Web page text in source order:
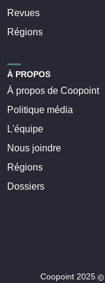
Revues
Régions
À PROPOS
À propos de Coopoint
Politique média
L'équipe
Nous joindre
Régions
Dossiers
Coopoint 2025